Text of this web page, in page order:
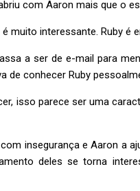
com Aaron mais que o
muito interessante. Ruby é
a ser de e-mail para
de conhecer Ruby
isso parece ser uma
insegurança e Aaron a
deles se torna